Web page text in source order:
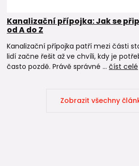
Kanalizační přípojka: Jak se
od A do Z
Kanalizační přípojka patří mezi části
lidí začne řešit až ve chvíli, kdy je
často pozdě. Právě správné ... číst celé
Zobrazit všechny